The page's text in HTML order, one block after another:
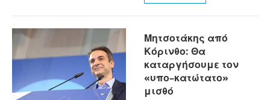
Μητσοτάκης από
Κόρινθο: Θα
καταργήσουμε τον
«υπο–κατώτατο»
μισθό